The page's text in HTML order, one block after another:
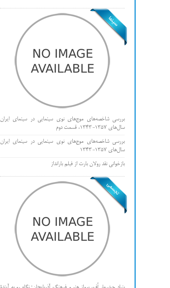
بررسی شاخصه‌های موج‌های نوی سینمایی در سینمای ایران
سال‌های 1357-1343، قسمت دوم
بررسی شاخصه‌های موج‌های نوی سینمایی در سینمای ایران
سال‌های 1357-1343
بازخوانی نقد رولان بارت از فیلم بارانداز